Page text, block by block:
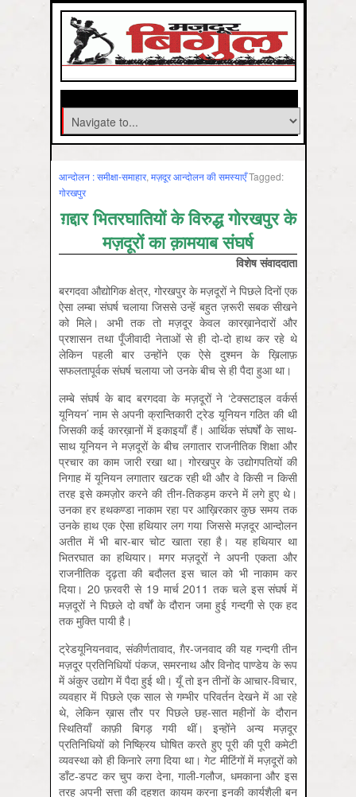
आन्‍दोलन : समीक्षा-समाहार, मज़दूर आन्दोलन की समस्‍याएँTagged:
गोरखपुर
ग़द्दार भितरघातियों के विरुद्ध गोरखपुर के
मज़दूरों का क़ामयाब संघर्ष
विशेष संवाददाता
बरगदवा औद्योगिक क्षेत्र, गोरखपुर के मज़दूरों ने पिछले दिनों एक
ऐसा लम्बा संघर्ष चलाया जिससे उन्हें बहुत ज़रूरी सबक सीखने
को मिले। अभी तक तो मज़दूर केवल कारख़ानेदारों और
प्रशासन तथा पूँजीवादी नेताओं से ही दो-दो हाथ कर रहे थे
लेकिन पहली बार उन्होंने एक ऐसे दुश्मन के ख़िलाफ़
सफलतापूर्वक संघर्ष चलाया जो उनके बीच से ही पैदा हुआ था।
लम्बे संघर्ष के बाद बरगदवा के मज़दूरों ने ‘टेक्सटाइल वर्कर्स
यूनियन’ नाम से अपनी क्रान्तिकारी ट्रेड यूनियन गठित की थी
जिसकी कई कारख़ानों में इकाइयाँ हैं। आर्थिक संघर्षों के साथ-
साथ यूनियन ने मज़दूरों के बीच लगातार राजनीतिक शिक्षा और
प्रचार का काम जारी रखा था। गोरखपुर के उद्योगपतियों की
निगाह में यूनियन लगातार खटक रही थी और वे किसी न किसी
तरह इसे कमज़ोर करने की तीन-तिकड़म करने में लगे हुए थे।
उनका हर हथकण्डा नाकाम रहा पर आख़िरकार कुछ समय तक
उनके हाथ एक ऐसा हथियार लग गया जिससे मज़दूर आन्दोलन
अतीत में भी बार-बार चोट खाता रहा है। यह हथियार था
भितरघात का हथियार। मगर मज़दूरों ने अपनी एकता और
राजनीतिक दृढ़ता की बदौलत इस चाल को भी नाकाम कर
दिया। 20 फ़रवरी से 19 मार्च 2011 तक चले इस संघर्ष में
मज़दूरों ने पिछले दो वर्षों के दौरान जमा हुई गन्दगी से एक हद
तक मुक्ति पायी है।
ट्रेडयूनियनवाद, संकीर्णतावाद, ग़ैर-जनवाद की यह गन्दगी तीन
मज़दूर प्रतिनिधियों पंकज, समरनाथ और विनोद पाण्डेय के रूप
में अंकुर उद्योग में पैदा हुई थी। यूँ तो इन तीनों के आचार-विचार,
व्यवहार में पिछले एक साल से गम्भीर परिवर्तन देखने में आ रहे
थे, लेकिन ख़ास तौर पर पिछले छह-सात महीनों के दौरान
स्थितियाँ काफ़ी बिगड़ गयी थीं। इन्होंने अन्य मज़दूर
प्रतिनिधियों को निष्क्रिय घोषित करते हुए पूरी की पूरी कमेटी
व्यवस्था को ही किनारे लगा दिया था। गेट मीटिंगों में मज़दूरों को
डाँट-डपट कर चुप करा देना, गाली-गलौज, धमकाना और इस
तरह अपनी सत्ता की दहशत कायम करना इनकी कार्यशैली बन